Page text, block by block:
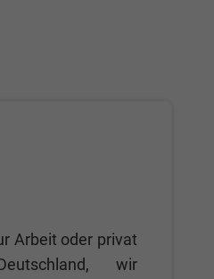
Arbeit oder privat
wir